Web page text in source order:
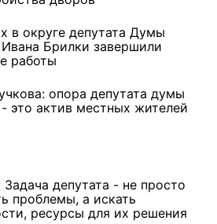
в округе депутата Думы
Брилки завершили
работы
опора депутата думы
это актив местных жителей
Задача депутата - не просто
проблемы, а искать
ресурсы для их решения